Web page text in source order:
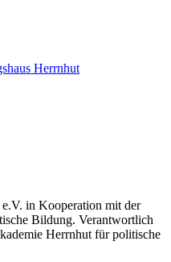
Herrnhut
in Kooperation mit der
Bildung. Verantwortlich
Herrnhut für politische